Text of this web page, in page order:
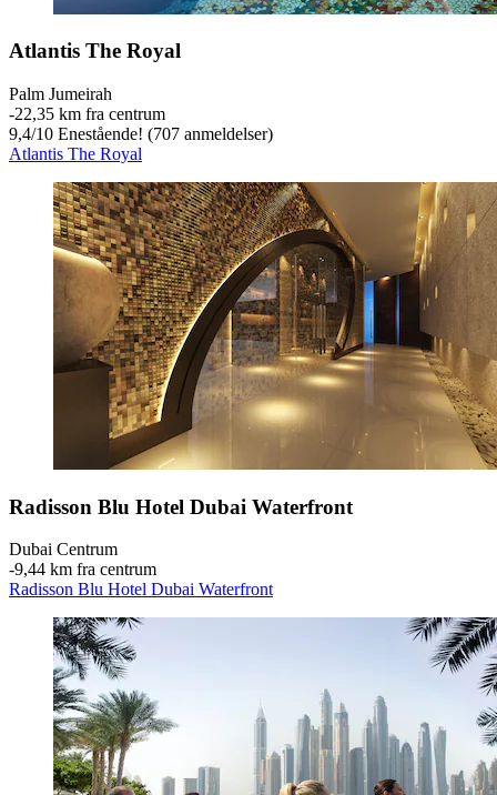
Atlantis The Royal
Palm Jumeirah
‐22,35 km fra centrum
9,4/10 Enestående! (707 anmeldelser)
Atlantis The Royal
Radisson Blu Hotel Dubai Waterfront
Dubai Centrum
‐9,44 km fra centrum
Radisson Blu Hotel Dubai Waterfront